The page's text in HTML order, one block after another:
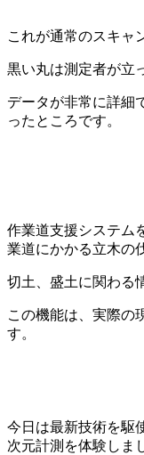
これが通常のスキャ
黒い丸は測定者が立
データが非常に詳細
ったところです。
作業道支援システム
業道にかかる立木の
切土、盛土に関わる
この機能は、実際の
す。
今日は最新技術を駆
次元計測を体験しま